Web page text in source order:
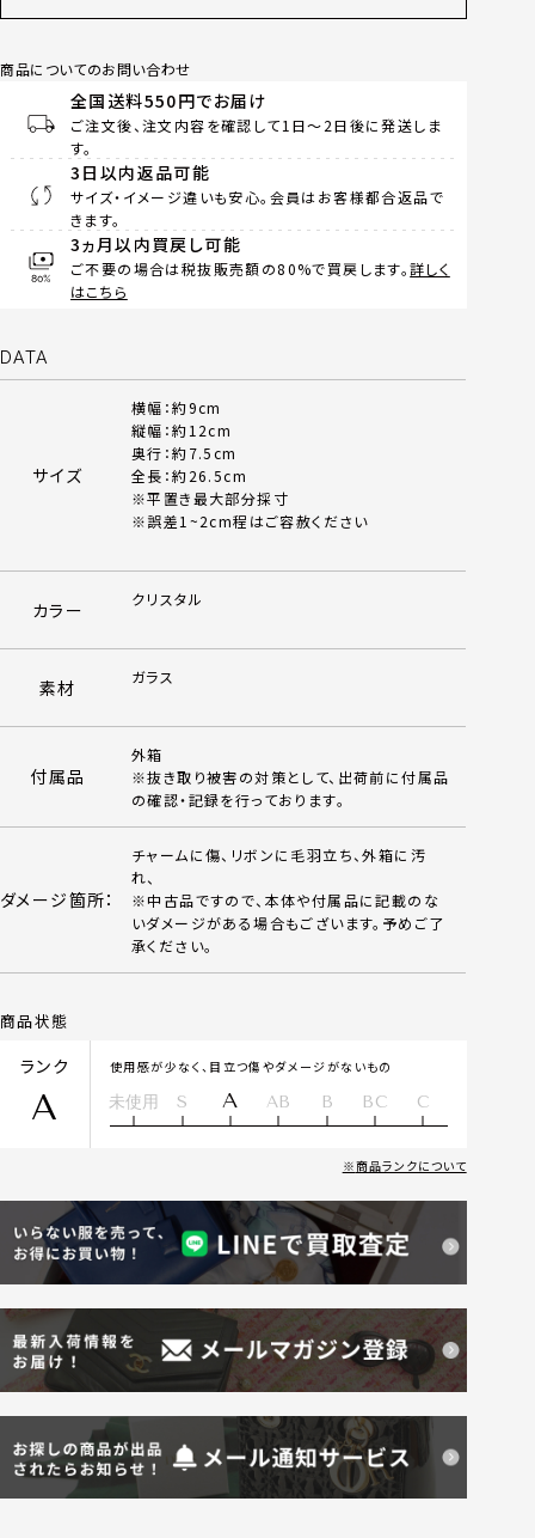
商品についてのお問い合わせ
全国送料550円でお届け
ご注文後、注文内容を確認して1日～2日後に発送しま
す。
3日以内返品可能
サイズ・イメージ違いも安心。会員はお客様都合返品で
きます。
3ヵ月以内買戻し可能
ご不要の場合は税抜販売額の80%で買戻します。詳しく
はこちら
DATA
サイズ
横幅：約9cm
縦幅：約12cm
奥行：約7.5cm
全長：約26.5cm
※平置き最大部分採寸
※誤差1~2cm程はご容赦ください
カラー クリスタル
素材 ガラス
付属品
外箱
※抜き取り被害の対策として、出荷前に付属品
の確認・記録を行っております。
ダメージ箇所：
チャームに傷、リボンに毛羽立ち、外箱に汚
れ、
※中古品ですので、本体や付属品に記載のな
いダメージがある場合もございます。予めご了
承ください。
商品状態
ランク
A
使用感が少なく、目立つ傷やダメージがないもの
未使用 S A AB B BC C
商品ランクについて